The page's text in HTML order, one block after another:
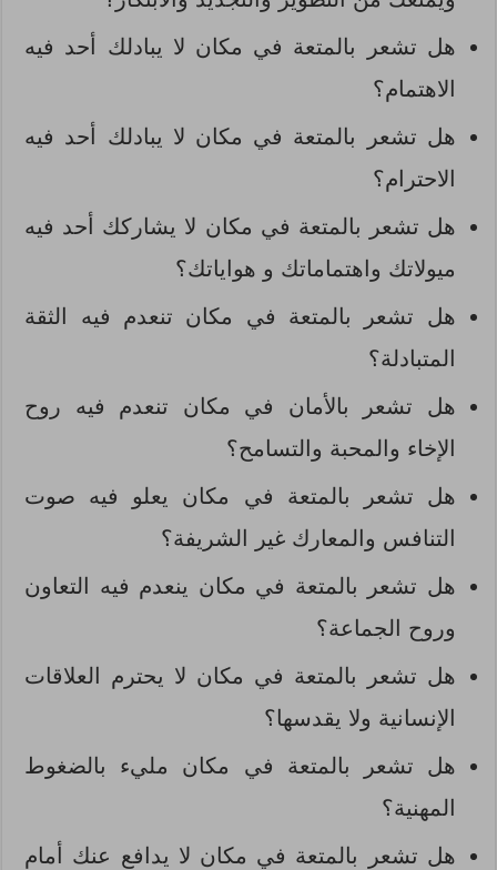
هل تشعر بالمتعة في مكان لا يبادلك أحد فيه
الاهتمام؟
هل تشعر بالمتعة في مكان لا يبادلك أحد فيه
الاحترام؟
هل تشعر بالمتعة في مكان لا يشاركك أحد فيه
ميولاتك واهتماماتك و هواياتك؟
هل تشعر بالمتعة في مكان تنعدم فيه الثقة
المتبادلة؟
هل تشعر بالأمان في مكان تنعدم فيه روح
الإخاء والمحبة والتسامح؟
هل تشعر بالمتعة في مكان يعلو فيه صوت
التنافس والمعارك غير الشريفة؟
هل تشعر بالمتعة في مكان ينعدم فيه التعاون
وروح الجماعة؟
هل تشعر بالمتعة في مكان لا يحترم العلاقات
الإنسانية ولا يقدسها؟
هل تشعر بالمتعة في مكان مليء بالضغوط
المهنية؟
هل تشعر بالمتعة في مكان لا يدافع عنك أمام